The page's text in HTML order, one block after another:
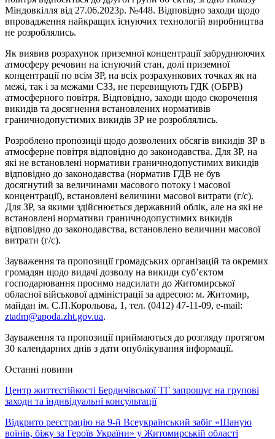
Міндовкілля від 27.06.2023р. №448. Відповідно заходи щодо
впровадження найкращих існуючих технологій виробництва
не розроблялись.
Як виявив розрахунок приземної концентрації забруднюючих
атмосферу речовин на існуючий стан, долі приземної
концентрації по всім ЗР, на всіх розрахункових точках як на
межі, так і за межами СЗЗ, не перевищують ГДК (ОБРВ)
атмосферного повітря. Відповідно, заходи щодо скорочення
викидів та досягнення встановлених нормативів
граничнодопустимих викидів ЗР не розроблялись.
Розроблено пропозиції щодо дозволених обсягів викидів ЗР в
атмосферне повітря відповідно до законодавства. Для ЗР, на
які не встановлені нормативи гранич­нодопустимих викидів
відповідно до законодавства (норматив ГДВ не був
досягнутий за величинами масового потоку і масової
концентрації), встановлені величини масової витрати (г/с).
Для ЗР, за якими здійснюється державний облік, але на які не
встановлені нормативи гранич­нодопустимих викидів
відповідно до законодавства, встановлено величини масової
витрати (г/с).
Зауваження та пропозиції громадських організацій та окремих
громадян щодо видачі дозволу на викиди суб’єктом
господарювання просимо надсилати до Житомирської
обласної військової адміністрації за адресою: м. Житомир,
майдан ім. С.П.Корольова, 1, тел. (0412) 47-11-09, e-mail:
ztadm@apoda.zht.gov.ua.
Зауваження та пропозиції приймаються до розгляду протягом
30 календарних днів з дати опублікування інформації.
Останні новини
Центр життєстійкості Бердичівської ТГ запрошує на групові
заходи та індивідуальні консультації
Відкрито реєстрацію на 9-й Всеукраїнський забіг «Шаную
воїнів, біжу за Героїв України» у Житомирській області